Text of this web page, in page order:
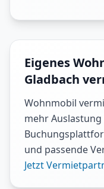
Eigenes
Gladbach
Wohnmobil
mehr
und passende
Jetzt